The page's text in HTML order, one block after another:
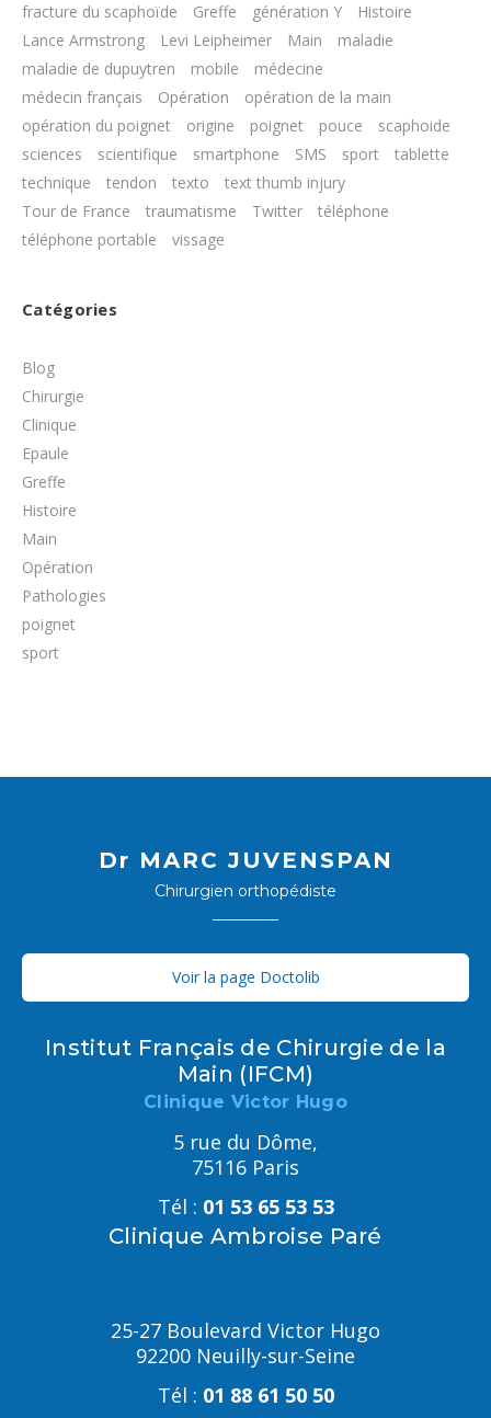
fracture du scaphoïde
Greffe génération Y
Histoire
Lance Armstrong
Levi Leipheimer Main
maladie
maladie de dupuytren
mobile
médecine
médecin français
Opération
opération de la main
opération du poignet
origine poignet pouce
scaphoide
sciences
scientifique smartphone SMS sport
tablette
technique
tendon texto
text thumb injury
Tour de France
traumatisme Twitter
téléphone
téléphone portable
vissage
Catégories
Blog
Chirurgie
Clinique
Epaule
Greffe
Histoire
Main
Opération
Pathologies
poignet
sport
Dr MARC JUVENSPAN
Chirurgien orthopédiste
Voir la page Doctolib
Institut Français de Chirurgie de la
Main (IFCM)
Clinique Victor Hugo
5 rue du Dôme,
75116 Paris
Tél : 01 53 65 53 53
Clinique Ambroise Paré
25-27 Boulevard Victor Hugo
92200 Neuilly-sur-Seine
Tél : 01 88 61 50 50